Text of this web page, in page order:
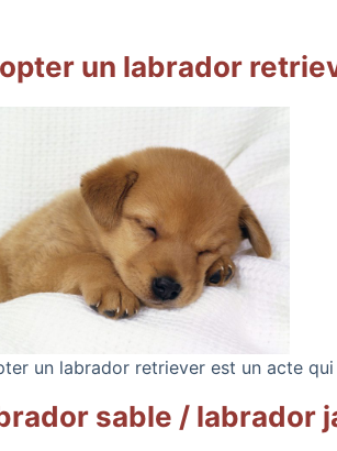
un labrador
un labrador retriever est un acte
sable / labrador